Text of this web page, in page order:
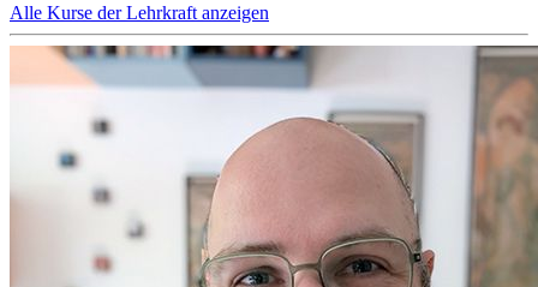
Alle Kurse der Lehrkraft anzeigen